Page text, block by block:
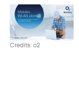
Credits: o2